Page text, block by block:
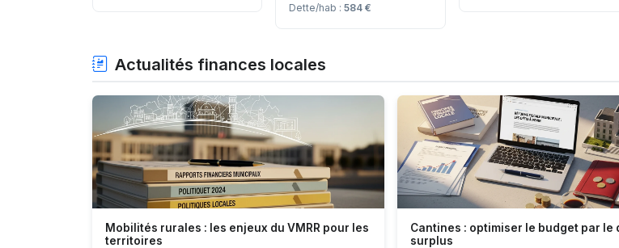
Dette/hab :584 €
Actualités finances locales
Mobilités rurales : les enjeux du VMRR pour les
territoires
Cantines : optimiser le budget par le
surplus